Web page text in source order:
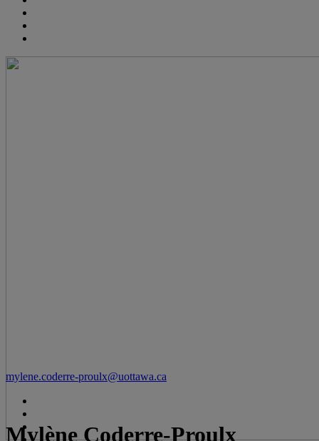
Mylène Coderre-Proulx
mylene.coderre-proulx@uottawa.ca